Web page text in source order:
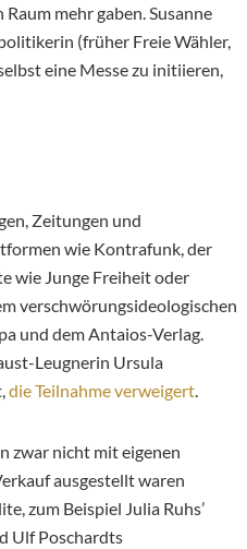
mehr gaben. Susanne
(früher Freie Wähler,
eine Messe zu initiieren,
Zeitungen und
wie Kontrafunk, der
wie Junge Freiheit oder
verschwörungsideologischen
und dem Antaios-Verlag.
Leugnerin Ursula
die Teilnahme verweigert
zwar nicht mit eigenen
ausgestellt waren
zum Beispiel Julia Ruhs’
Ulf Poschardts